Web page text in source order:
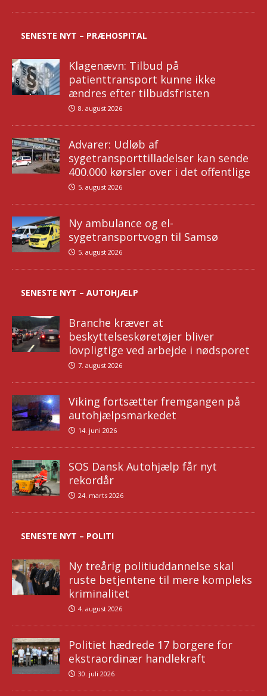
SENESTE NYT – PRÆHOSPITAL
Klagenævn: Tilbud på
patienttransport kunne ikke
ændres efter tilbudsfristen
8. august 2026
Advarer: Udløb af
sygetransporttilladelser kan sende
400.000 kørsler over i det offentlige
5. august 2026
Ny ambulance og el-
sygetransportvogn til Samsø
5. august 2026
SENESTE NYT – AUTOHJÆLP
Branche kræver at
beskyttelseskøretøjer bliver
lovpligtige ved arbejde i nødsporet
7. august 2026
Viking fortsætter fremgangen på
autohjælpsmarkedet
14. juni 2026
SOS Dansk Autohjælp får nyt
rekordår
24. marts 2026
SENESTE NYT – POLITI
Ny treårig politiuddannelse skal
ruste betjentene til mere kompleks
kriminalitet
4. august 2026
Politiet hædrede 17 borgere for
ekstraordinær handlekraft
30. juli 2026